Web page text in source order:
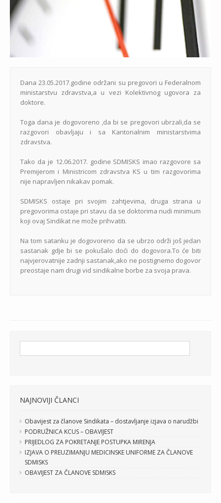
Dana 23.05.2017.godine održani su pregovori u Federalnom
ministarstvu zdravstva,a u vezi Kolektivnog ugovora za
doktore.
Toga dana je dogovoreno ,da bi se pregovori ubrzali,da se
razgovori obavljaju i sa Kantonalnim ministarstvima
zdravstva.
Tako da je 12.06.2017. godine SDMISKS imao razgovore sa
Premijerom i Ministricom zdravstva KS u tim razgovorima
nije napravljen nikakav pomak.
SDMISKS ostaje pri svojim zahtjevima, druga strana u
pregovorima ostaje pri stavu da se doktorima nudi minimum
koji ovaj Sindikat ne može prihvatiti.
Na tom satanku je dogovoreno da se ubrzo održi još jedan
sastanak gdje bi se pokušalo doći do dogovora.To će biti
najvjerovatnije zadnji sastanak,ako ne postignemo dogovor
preostaje nam drugi vid sindikalne borbe za svoja prava.
NAJNOVIJI ČLANCI
Obavijest za članove Sindikata – dostavljanje izjava o narudžbi
PODRUŽNICA KCUS – OBAVIJEST
PRIJEDLOG ZA POKRETANJE POSTUPKA MIRENJA
IZJAVA O PREUZIMANJU MEDICINSKE UNIFORME ZA ČLANOVE
SDMISKS
OBAVIJEST ZA ČLANOVE SDMISKS